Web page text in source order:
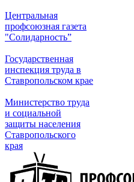
Центральная
профсоюзная газета
"Солидарность”
Государственная
инспекция труда в
Ставропольском крае
Министерство труда
и социальной
защиты населения
Ставропольского
края